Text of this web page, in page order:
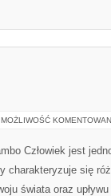
MOŻLIWOŚĆ
Człowiek jest
charakteryzuje się
świata oraz